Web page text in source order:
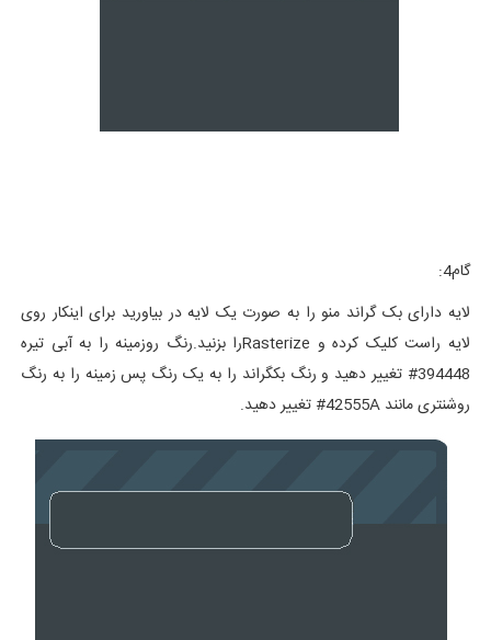
گام4:
لایه دارای بک گراند منو را به صورت یک لایه در بیاورید برای اینکار روی
لایه راست کلیک کرده و Rasterizeرا بزنید.رنگ روزمینه را به آبی تیره
394448# تغییر دهید و رنگ بکگراند را به یک رنگ پس زمینه را به رنگ
روشنتری مانند 42555A# تغییر دهید.